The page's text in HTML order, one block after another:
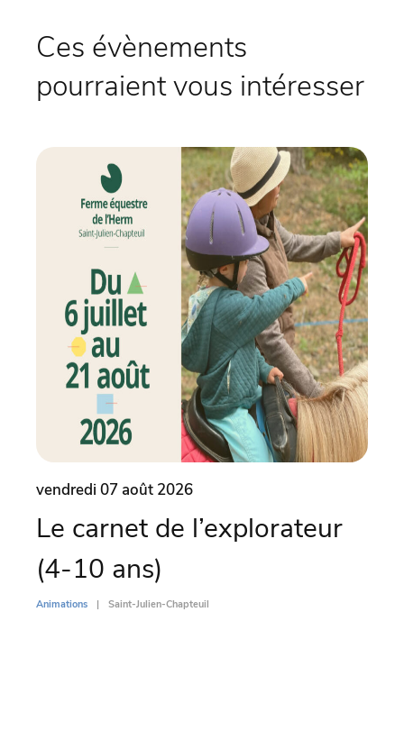
Ces évènements
pourraient vous intéresser
vendredi 07 août 2026
Le carnet de l’explorateur
(4-10 ans)
Animations Saint-Julien-Chapteuil